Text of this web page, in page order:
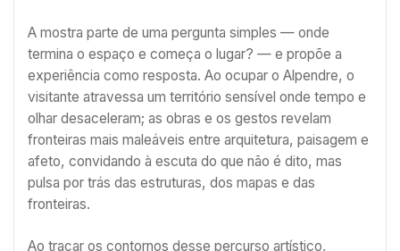
A mostra parte de uma pergunta simples — onde
termina o espaço e começa o lugar? — e propõe a
experiência como resposta. Ao ocupar o Alpendre, o
visitante atravessa um território sensível onde tempo e
olhar desaceleram; as obras e os gestos revelam
fronteiras mais maleáveis entre arquitetura, paisagem e
afeto, convidando à escuta do que não é dito, mas
pulsa por trás das estruturas, dos mapas e das
fronteiras.
Ao traçar os contornos desse percurso artístico,